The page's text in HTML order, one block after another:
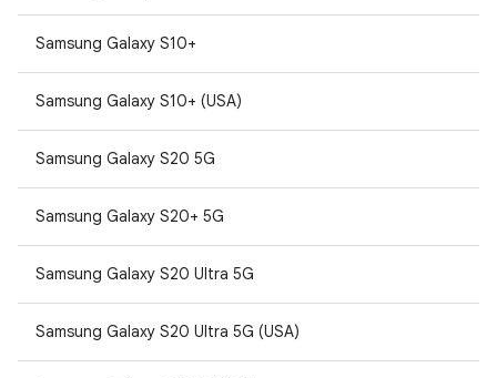
Samsung Galaxy S10+
Samsung Galaxy S10+ (USA)
Samsung Galaxy S20 5G
Samsung Galaxy S20+ 5G
Samsung Galaxy S20 Ultra 5G
Samsung Galaxy S20 Ultra 5G (USA)